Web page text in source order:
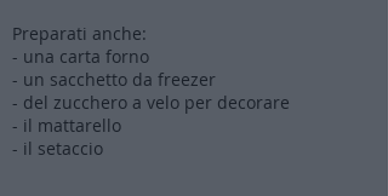
Preparati anche:
- una carta forno
- un sacchetto da freezer
- del zucchero a velo per decorare
- il mattarello
- il setaccio